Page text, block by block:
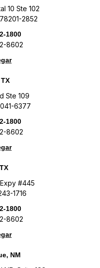
10 Ste 102
2852
1800
8602
Ste 109
6377
1800
8602
#445
1716
1800
8602
NM